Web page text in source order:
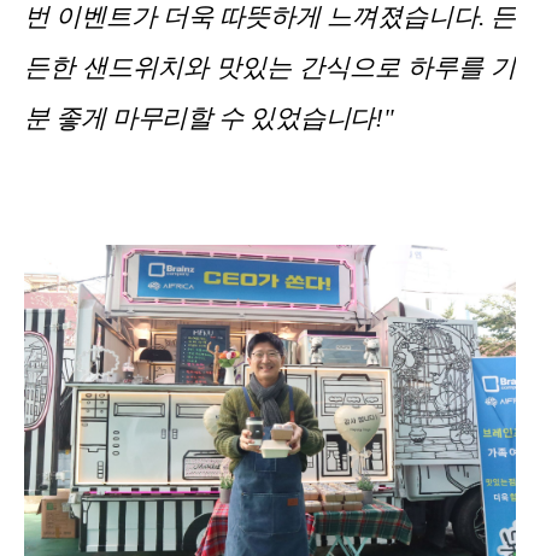
번 이벤트가 더욱 따뜻하게 느껴졌습니다. 든
든한 샌드위치와 맛있는 간식으로 하루를 기
분 좋게 마무리할 수 있었습니다!"